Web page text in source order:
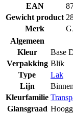
EAN
Gewicht product
Merk
Algemeen
Kleur
Base
Verpakking Blik
Type
Lak
Lijn
Kleurfamilie
Glansgraad